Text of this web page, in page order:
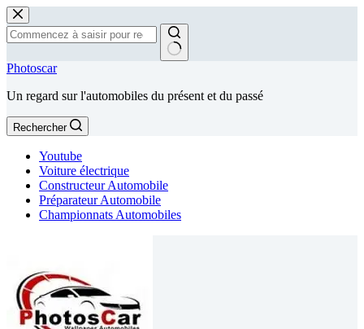
Passer
au
contenu
Aucun
Photoscar
Un regard sur l'automobiles du présent et du passé
Rechercher
Youtube
Voiture électrique
Constructeur Automobile
Préparateur Automobile
Championnats Automobiles